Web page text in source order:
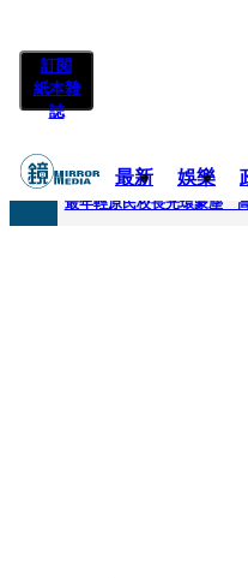
訂閱
紙本雜
誌
最新 娛樂
快訊
最年輕原民校長光環蒙塵